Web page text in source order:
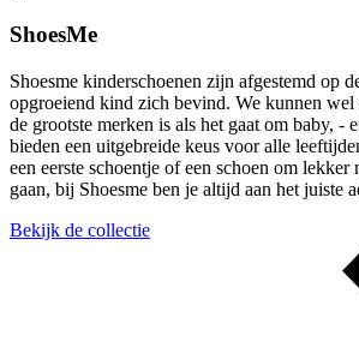
ShoesMe
Shoesme kinderschoenen zijn afgestemd op
opgroeiend kind zich bevind. We kunnen wel
de grootste merken is als het gaat om baby, -
bieden een uitgebreide keus voor alle
een eerste schoentje of een schoen om lekker
gaan, bij Shoesme ben je altijd aan het juiste
Bekijk de collectie